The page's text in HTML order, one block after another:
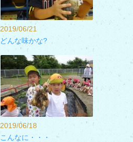
2019/06/21
どんな味かな?
2019/06/18
こんなに・・・